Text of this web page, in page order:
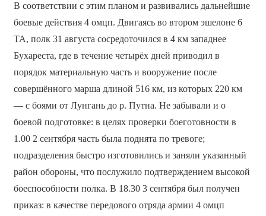
В соответствии с этим планом и развивались дальнейшие
боевые действия 4 омцп. Двигаясь во втором эшелоне 6
ТА, полк 31 августа сосредоточился в 4 км западнее
Бухареста, где в течение четырёх дней приводил в
порядок материальную часть и вооружение после
совершённого марша длиной 516 км, из которых 220 км
— с боями от Лунгань до р. Путна. Не забывали и о
боевой подготовке: в целях проверки боеготовности в
1.00 2 сентября часть была поднята по тревоге;
подразделения быстро изготовились и заняли указанный
район обороны, что послужило подтверждением высокой
боеспособности полка. В 18.30 3 сентября был получен
приказ: в качестве передового отряда армии 4 омцп